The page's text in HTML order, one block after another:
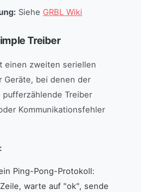
Siehe GRBL Wiki
Treiber
einen zweiten seriellen
Geräte, bei denen der
pufferzählende Treiber
Kommunikationsfehler
Ping-Pong-Protokoll:
warte auf "ok", sende